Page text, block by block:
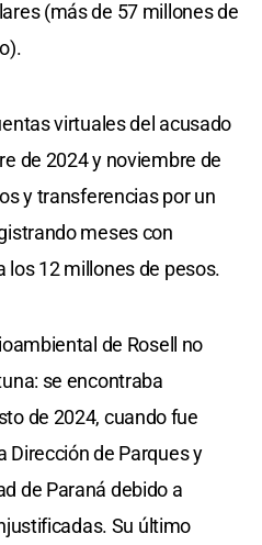
(más de 57 millones de
virtuales del acusado
de 2024 y noviembre de
y transferencias por un
meses con
12 millones de pesos.
de Rosell no
se encontraba
de 2024, cuando fue
Dirección de Parques y
de Paraná debido a
Su último